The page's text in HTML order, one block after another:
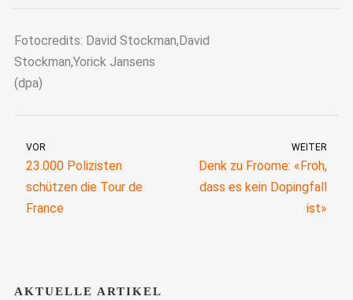
Fotocredits: David Stockman,David
Stockman,Yorick Jansens
(dpa)
VOR
23.000 Polizisten
schützen die Tour de
France
WEITER
Denk zu Froome: «Froh,
dass es kein Dopingfall
ist»
AKTUELLE ARTIKEL